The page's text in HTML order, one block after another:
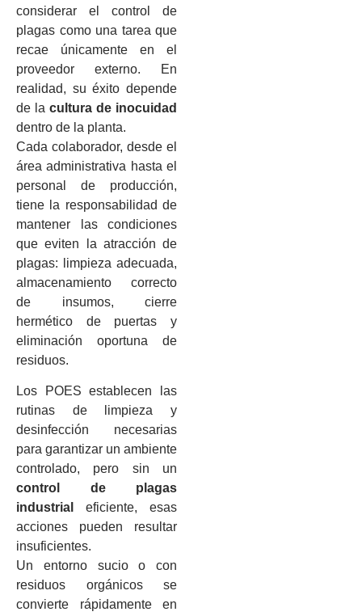
considerar el control de
plagas como una tarea que
recae únicamente en el
proveedor externo. En
realidad, su éxito depende
de lacultura de inocuidad
dentro de la planta.
Cada colaborador, desde el
área administrativa hasta el
personal de producción,
tiene la responsabilidad de
mantener las condiciones
que eviten la atracción de
plagas: limpieza adecuada,
almacenamiento correcto
de insumos, cierre
hermético de puertas y
eliminación oportuna de
residuos.
Los POES establecen las
rutinas de limpieza y
desinfección necesarias
para garantizar un ambiente
controlado, pero sin un
control de plagas
industrial
eficiente, esas
acciones pueden resultar
insuficientes.
Un entorno sucio o con
residuos orgánicos se
convierte rápidamente en